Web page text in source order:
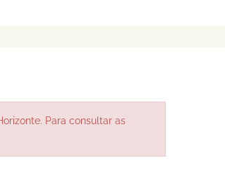
Para consultar as